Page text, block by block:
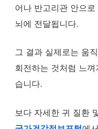
어나 반고리관 안으
뇌에 전달됩니다.
그 결과 실제로는 움
회전하는 것처럼 느
습니다.
보다 자세한 귀 질환